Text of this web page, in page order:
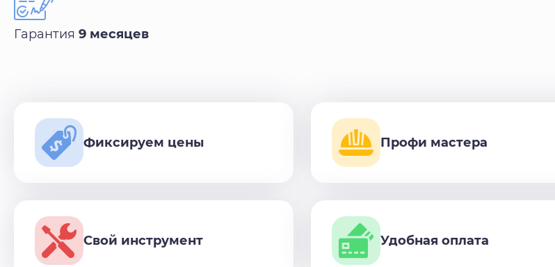
Гарантия 9 месяцев
Фиксируем цены Профи мастера
Свой инструмент Удобная оплата